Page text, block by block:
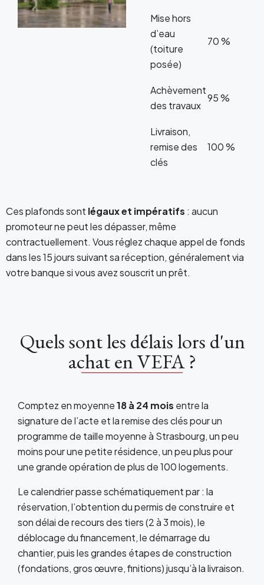
Mise hors
d’eau
(toiture
posée)
70 %
Achèvement
des travaux
95 %
Livraison,
remise des
clés
100 %
Ces plafonds sont légaux et impératifs : aucun
promoteur ne peut les dépasser, même
contractuellement. Vous réglez chaque appel de fonds
dans les 15 jours suivant sa réception, généralement via
votre banque si vous avez souscrit un prêt.
Quels sont les délais lors d'un
achat en VEFA ?
Comptez en moyenne18 à 24 mois entre la
signature de l’acte et la remise des clés pour un
programme de taille moyenne à Strasbourg, un peu
moins pour une petite résidence, un peu plus pour
une grande opération de plus de 100 logements.
Le calendrier passe schématiquement par : la
réservation, l’obtention du permis de construire et
son délai de recours des tiers (2 à 3 mois), le
déblocage du financement, le démarrage du
chantier, puis les grandes étapes de construction
(fondations, gros œuvre, finitions) jusqu’à la livraison.